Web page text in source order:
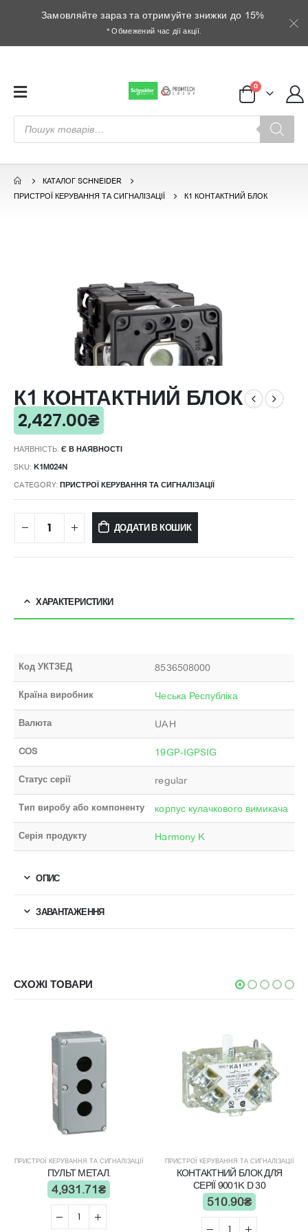
Замовляйте зараз та отримуйте знижки до 15%
* Обмежений час дії акції.
Пошук
товарів
0
КАТАЛОГ SCHNEIDER
ПРИСТРОЇ КЕРУВАННЯ ТА СИГНАЛІЗАЦІЇ
К1 КОНТАКТНИЙ БЛОК
К1 КОНТАКТНИЙ БЛОК
2,427.00₴
НАЯВНІСТЬ: Є В НАЯВНОСТІ
SKU: K1M024N
CATEGORY: ПРИСТРОЇ КЕРУВАННЯ ТА СИГНАЛІЗАЦІЇ
ДОДАТИ В КОШИК
ХАРАКТЕРИСТИКИ
Код УКТЗЕД 8536508000
Країна виробник Чеська Республіка
Валюта UAH
COS 19GP-IGPSIG
Статус серії regular
Тип виробу або компоненту корпус кулачкового вимикача
Серія продукту Harmony K
ОПИС
ЗАВАНТАЖЕННЯ
СХОЖІ ТОВАРИ
ПРИСТРОЇ КЕРУВАННЯ ТА СИГНАЛІЗАЦІЇ
ПУЛЬТ МЕТАЛ.
4,931.71₴
ПРИСТРОЇ КЕРУВАННЯ ТА СИГНАЛІЗАЦІЇ
КОНТАКТНИЙ БЛОК ДЛЯ
СЕРІЇ 9001K D 30
510.90₴